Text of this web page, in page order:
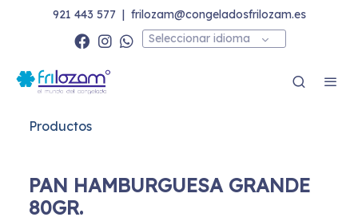
921 443 577 | frilozam@congeladosfrilozam.es
Seleccionar idioma
Productos
PAN HAMBURGUESA GRANDE
80GR.